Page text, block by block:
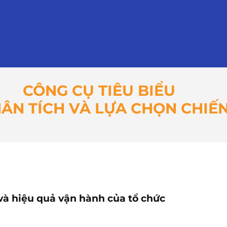
CÔNG CỤ TIÊU BIỂU
TÍCH VÀ LỰA CHỌN
hiệu quả vận hành của tổ chức